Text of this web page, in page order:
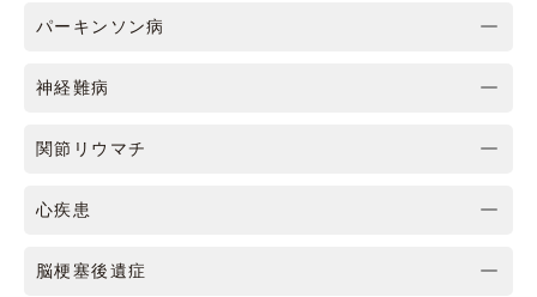
パーキンソン病
神経難病
関節リウマチ
心疾患
脳梗塞後遺症